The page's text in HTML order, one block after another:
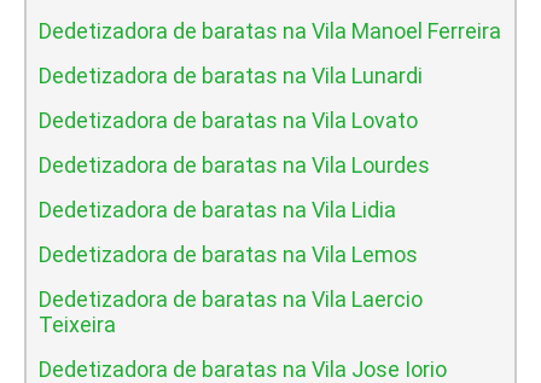
Dedetizadora de baratas na Vila Manoel Ferreira
Dedetizadora de baratas na Vila Lunardi
Dedetizadora de baratas na Vila Lovato
Dedetizadora de baratas na Vila Lourdes
Dedetizadora de baratas na Vila Lidia
Dedetizadora de baratas na Vila Lemos
Dedetizadora de baratas na Vila Laercio
Teixeira
Dedetizadora de baratas na Vila Jose Iorio